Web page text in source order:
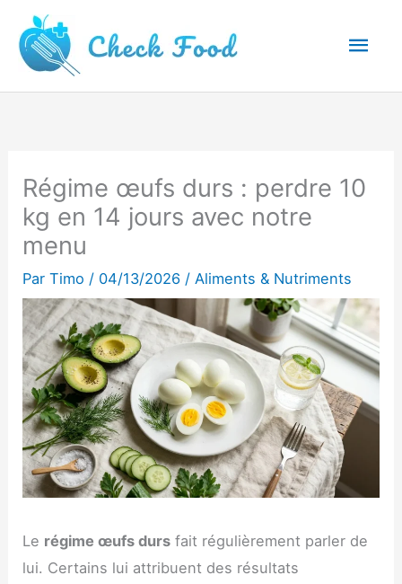
contenu
Régime œufs durs : perdre 10
kg en 14 jours avec notre
menu
ParTimo / 04/13/2026 /Aliments & Nutriments
Le régime œufs durs fait régulièrement parler de
lui. Certains lui attribuent des résultats